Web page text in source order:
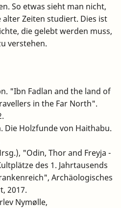
So etwas sieht man nicht,
Zeiten studiert. Dies ist
die gelebt werden muss,
verstehen.
"Ibn Fadlan and the land of
in the Far North".
Die Holzfunde von Haithabu.
"Odin, Thor and Freyja -
des 1. Jahrtausends
Archäologisches
2017.
Nymølle,